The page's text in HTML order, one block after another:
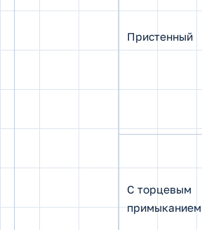
Пристенный
С торцевым
примыканием